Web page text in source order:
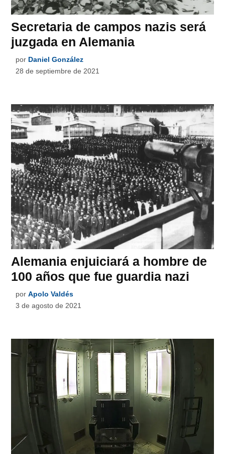
Secretaria de campos nazis será
juzgada en Alemania
por Daniel González
28 de septiembre de 2021
Alemania enjuiciará a hombre de
100 años que fue guardia nazi
por Apolo Valdés
3 de agosto de 2021